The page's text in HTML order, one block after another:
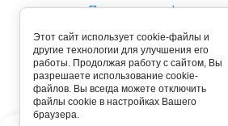
Политика
Оферта
Этот сайт использует cookie-файлы и
другие технологии для улучшения его
работы. Продолжая работу с сайтом, Вы
разрешаете использование cookie-
файлов. Вы всегда можете отключить
файлы cookie в настройках Вашего
браузера.